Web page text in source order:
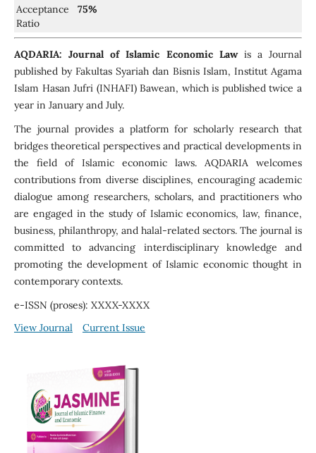
Acceptance
Ratio
75%
AQDARIA: Journal of Islamic Economic Lawis a Journal
published by Fakultas Syariah dan Bisnis Islam, Institut Agama
Islam Hasan Jufri (INHAFI) Bawean, which is published twice a
year in January and July.
The journal provides a platform for scholarly research that
bridges theoretical perspectives and practical developments in
the field of Islamic economic laws. AQDARIA welcomes
contributions from diverse disciplines, encouraging academic
dialogue among researchers, scholars, and practitioners who
are engaged in the study of Islamic economics, law, finance,
business, philanthropy, and halal-related sectors. The journal is
committed to advancing interdisciplinary knowledge and
promoting the development of Islamic economic thought in
contemporary contexts.
e-ISSN (proses): XXXX-XXXX
View Journal
Current Issue